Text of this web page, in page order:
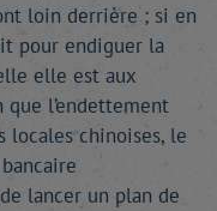
loin derrière ; si en
pour endiguer la
elle est aux
que l’endettement
chinoises, le
lancer un plan de